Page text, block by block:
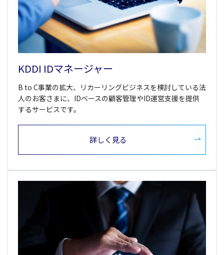
KDDI IDマネージャー
B to C事業の拡大、リカーリングビジネスを検討している法
人のお客さまに、IDベースの顧客管理やID運営支援を提供
するサービスです。
詳しく見る